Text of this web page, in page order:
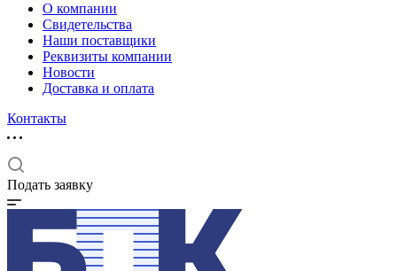
О компании
Свидетельства
Наши поставщики
Реквизиты компании
Новости
Доставка и оплата
Контакты
Подать заявку